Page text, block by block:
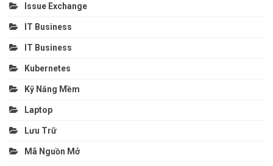
Issue Exchange
IT Business
IT Business
Kubernetes
Kỹ Năng Mềm
Laptop
Lưu Trữ
Mã Nguồn Mở